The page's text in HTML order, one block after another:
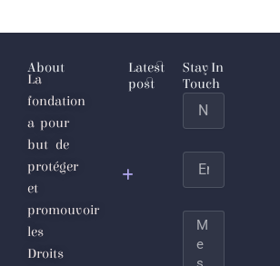
About
La
fondation
a pour
but de
protéger
et
promouvoir
les
Droits
Latest
post
L’Étaticule
joulanesque
ou les
sécrétions
totalitarisme
djihadiste
Stay In
Touch
Message